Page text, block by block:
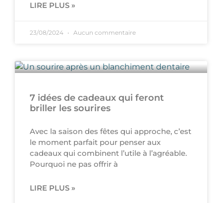
LIRE PLUS »
23/08/2024 Aucun commentaire
7 idées de cadeaux qui feront
briller les sourires
Avec la saison des fêtes qui approche, c’est
le moment parfait pour penser aux
cadeaux qui combinent l’utile à l’agréable.
Pourquoi ne pas offrir à
LIRE PLUS »